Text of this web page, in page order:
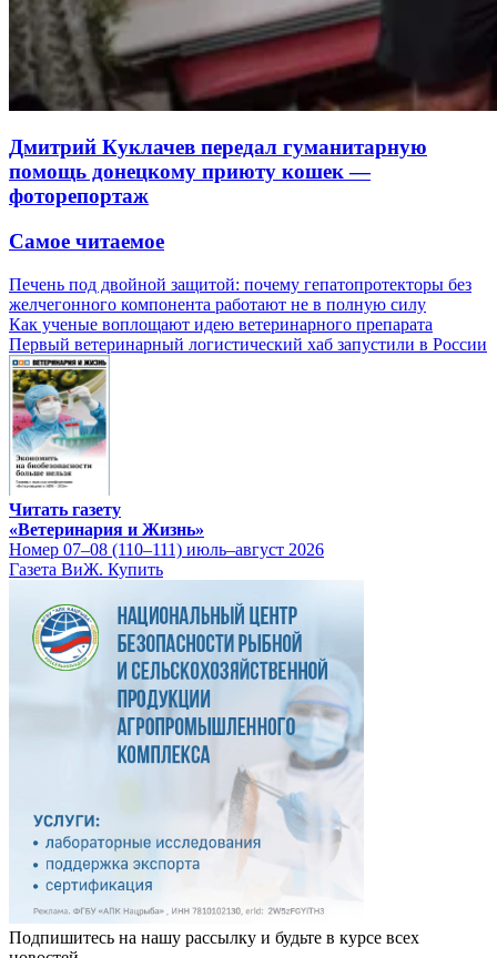
Дмитрий Куклачев передал гуманитарную
помощь донецкому приюту кошек —
фоторепортаж
Самое читаемое
Печень под двойной защитой: почему гепатопротекторы без
желчегонного компонента работают не в полную силу
Как ученые воплощают идею ветеринарного препарата
Первый ветеринарный логистический хаб запустили в России
Читать газету
«Ветеринария и Жизнь»
Номер 07–08 (110–111) июль–август 2026
Газета ВиЖ. Купить
Подпишитесь на нашу рассылку и будьте в курсе всех